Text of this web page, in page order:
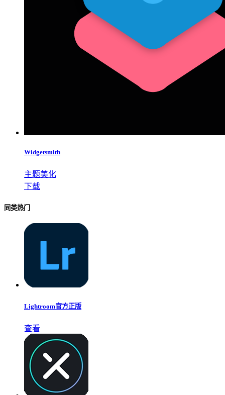
Widgetsmith
主题美化
下载
同类热门
Lightroom官方正版
查看